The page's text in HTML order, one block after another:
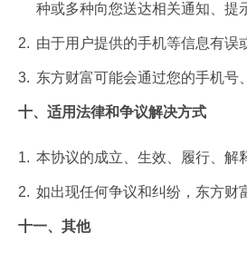
种或多种向您送达相关通知、提
2. 由于用户提供的手机等信息有误
3. 东方财富可能会通过您的手机
十、适用法律和争议解决方式
1. 本协议的成立、生效、履行、解
2. 如出现任何争议和纠纷，东方财
十一、其他